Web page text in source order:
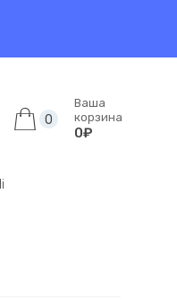
0
Ваша
корзина
0₽